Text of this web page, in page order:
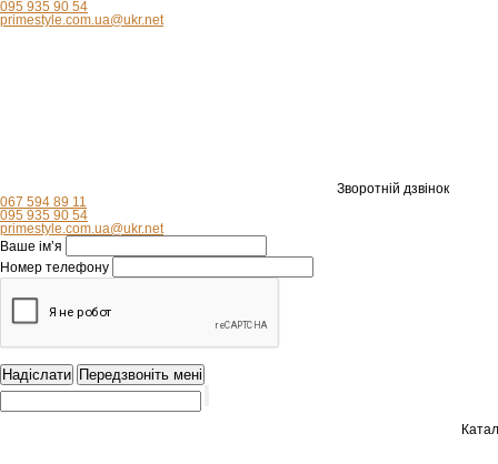
095 935 90 54
primestyle.com.ua@ukr.net
Зворотній дзвінок
067 594 89 11
095 935 90 54
primestyle.com.ua@ukr.net
Ваше ім’я
Номер телефону